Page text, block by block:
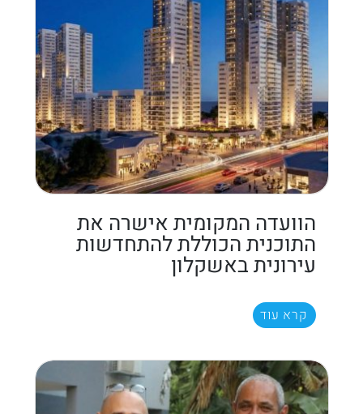
הוועדה המקומית אישרה את
התוכנית הכוללת להתחדשות
עירונית באשקלון
קרא עוד